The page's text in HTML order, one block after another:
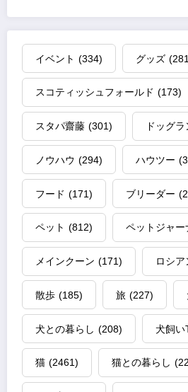
イベント (334) グッズ
スコティッシュフォールド (173)
スタパ齋藤 (301) ドッグラ
ノウハウ (294) ハウツー
フード (171) ブリーダー
ペット (812) ペットジャー
メインクーン (171) ロシア
散歩 (185) 旅 (227)
犬との暮らし (208) 犬飼い
猫 (2461) 猫との暮らし